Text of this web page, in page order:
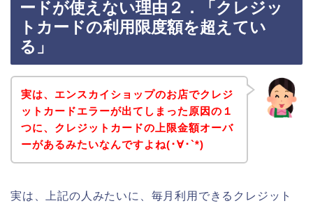
ードが使えない理由２．「クレジッ
トカードの利用限度額を超えてい
る」
実は、エンスカイショップのお店でクレジ
ットカードエラーが出てしまった原因の１
つに、クレジットカードの上限金額オーバ
ーがあるみたいなんですよね(･∀･`*)
実は、上記の人みたいに、毎月利用できるクレジット